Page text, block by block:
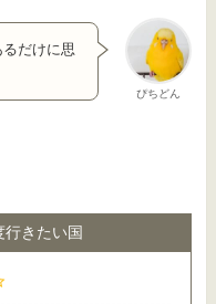
ぴちどん
だけに思
行きたい国